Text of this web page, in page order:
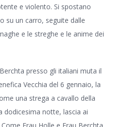
e violento. Si spostano
su un carro, seguite dalle
e le streghe e le anime dei
presso gli italiani muta il
Vecchia del 6 gennaio, la
una strega a cavallo della
dodicesima notte, lascia ai